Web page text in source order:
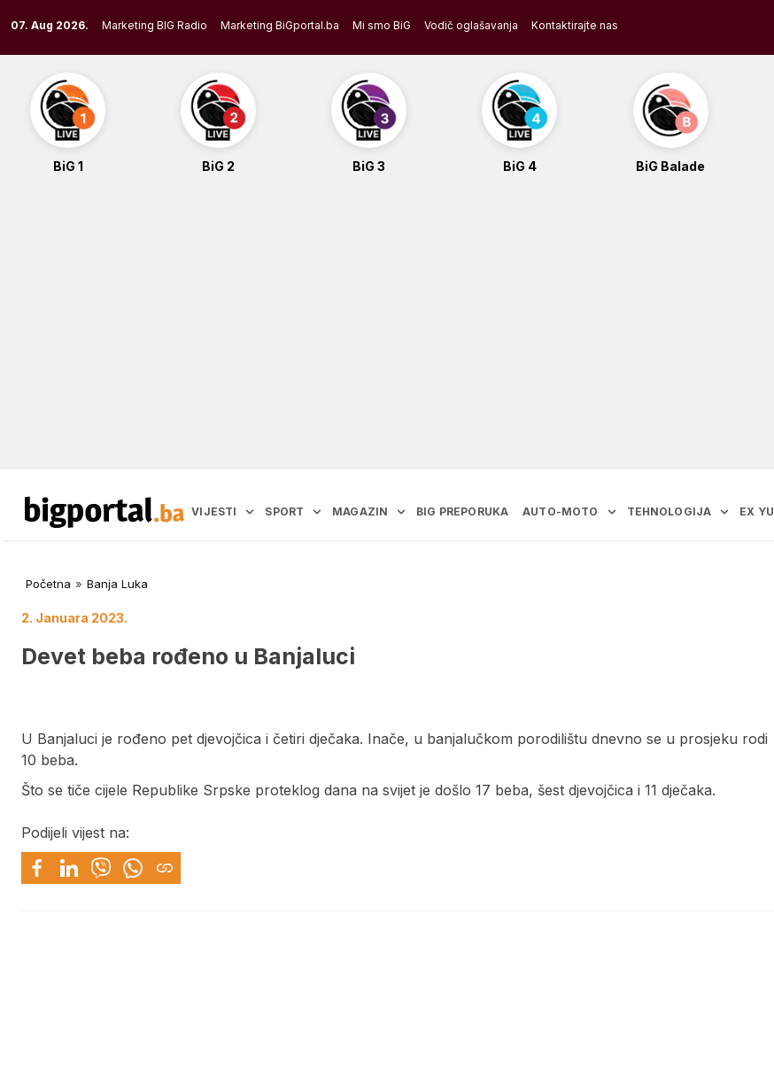
to
content
07. Aug 2026. Marketing BIG Radio Marketing BiGportal.ba Mi smo BiG Vodič oglašavanja Kontaktirajte nas
BiG 1 BiG 2 BiG 3 BiG 4 BiG Balade
VIJESTI SPORT MAGAZIN BIG PREPORUKA AUTO-MOTO TEHNOLOGIJA EX YU
Početna » Banja Luka
2. Januara 2023.
Devet beba rođeno u Banjaluci
U Banjaluci je rođeno pet djevojčica i četiri dječaka. Inače, u banjalučkom porodilištu dnevno se u prosjeku rodi
10 beba.
Što se tiče cijele Republike Srpske proteklog dana na svijet je došlo 17 beba, šest djevojčica i 11 dječaka.
Podijeli vijest na: